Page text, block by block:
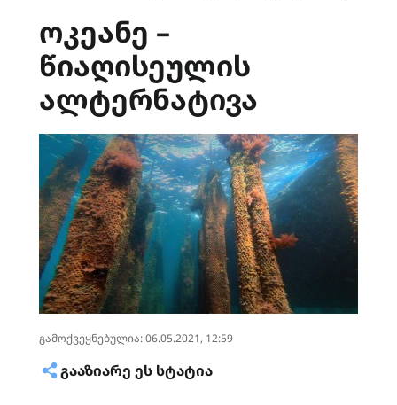
ოკეანე –
წიაღისეულის
ალტერნატივა
გამოქვეყნებულია: 06.05.2021, 12:59
ᲒᲐᲐᲖᲘᲐᲠᲔ ᲔᲡ ᲡᲢᲐᲢᲘᲐ